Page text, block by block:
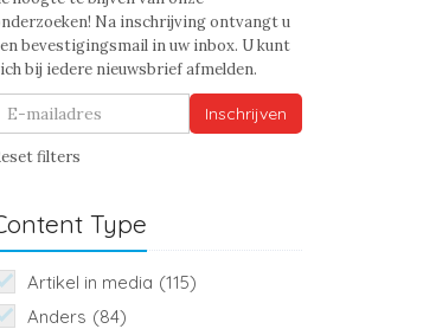
Na inschrijving ontvangt u
bevestigingsmail in uw inbox. U kunt
bij iedere nieuwsbrief afmelden.
Inschrijven
filters
Type
Artikel in media (115)
Anders (84)